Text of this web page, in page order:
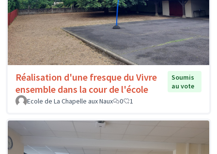
Réalisation d'une fresque du Vivre
ensemble dans la cour de l'école
Soumis
au vote
Ecole de La Chapelle aux Naux
0 1